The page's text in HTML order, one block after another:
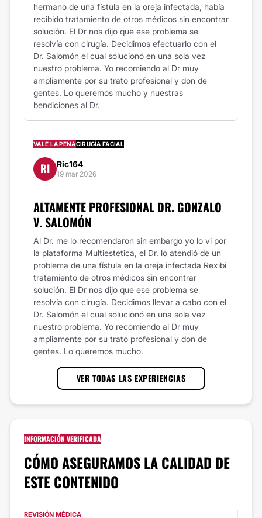
hermano de una fístula en la oreja infectada, había
recibido tratamiento de otros médicos sin encontrar
solución. El Dr nos dijo que ese problema se
resolvía con cirugía. Decidimos efectuarlo con el
Dr. Salomón el cual solucionó en una sola vez
nuestro problema. Yo recomiendo al Dr muy
ampliamente por su trato profesional y don de
gentes. Lo queremos mucho y nuestras
bendiciones al Dr.
VALE LA PENACIRUGÍA FACIAL
RI Ric164
19 mar 2026
ALTAMENTE PROFESIONAL DR. GONZALO
V. SALOMÓN
Al Dr. me lo recomendaron sin embargo yo lo vi por
la plataforma Multiestetica, el Dr. lo atendió de un
problema de una fístula en la oreja infectada Rexibi
tratamiento de otros médicos sin encontrar
solución. El Dr nos dijo que ese problema se
resolvía con cirugía. Decidimos llevar a cabo con el
Dr. Salomón el cual solucionó en una sola vez
nuestro problema. Yo recomiendo al Dr muy
ampliamente por su trato profesional y don de
gentes. Lo queremos mucho.
VER TODAS LAS EXPERIENCIAS
INFORMACIÓN VERIFICADA
CÓMO ASEGURAMOS LA CALIDAD DE
ESTE CONTENIDO
REVISIÓN MÉDICA